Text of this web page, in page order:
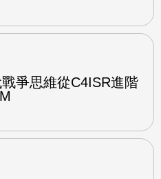
爭思維從C4ISR進階